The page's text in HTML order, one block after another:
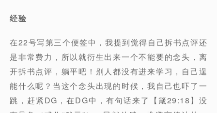
经验
在22号写第三个便签中，我提到觉得自己拆书点评还
是非常费力，所以就衍生出来一个不能要的念头，离
开拆书点评，躺平吧！别人都没有进来学习，自己逞
能什么呢？当这个念头出现的时候，我自己也吓了一
跳，赶紧DG，在DG中，有句话来了【箴29:18】没